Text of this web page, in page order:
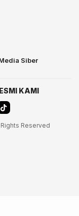
Siber
KAMI
Reserved